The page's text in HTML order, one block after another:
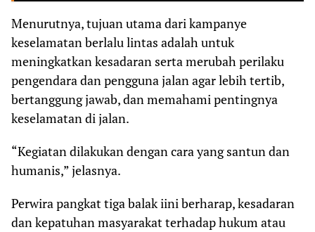
Menurutnya, tujuan utama dari kampanye
keselamatan berlalu lintas adalah untuk
meningkatkan kesadaran serta merubah perilaku
pengendara dan pengguna jalan agar lebih tertib,
bertanggung jawab, dan memahami pentingnya
keselamatan di jalan.
“Kegiatan dilakukan dengan cara yang santun dan
humanis,” jelasnya.
Perwira pangkat tiga balak iini berharap, kesadaran
dan kepatuhan masyarakat terhadap hukum atau